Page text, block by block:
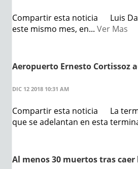
Compartir esta noticia Luis
este mismo mes, en... Ver Mas
Aeropuerto Ernesto Cortissoz
DIC 12 2018 10:31 AM
Compartir esta noticia La
que se adelantan en esta
Al menos 30 muertos tras